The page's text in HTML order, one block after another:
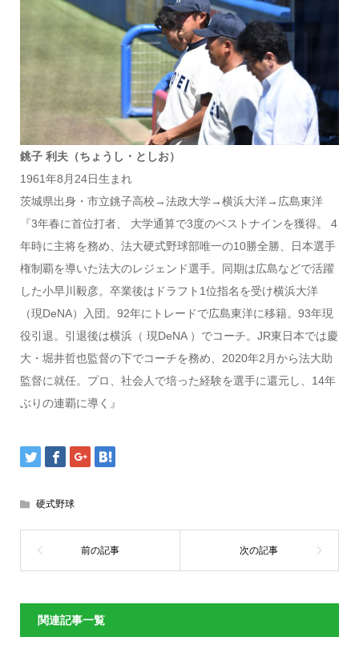
銚子 利夫（ちょうし・としお）
1961年8月24日生まれ
茨城県出身・市立銚子高校→法政大学→横浜大洋→広島東洋
『3年春に首位打者、 大学通算で3度のベストナインを獲得。 4
年時に主将を務め、法大硬式野球部唯一の10勝全勝、日本選手
権制覇を導いた法大のレジェンド選手。同期は広島などで活躍
した小早川毅彦。卒業後はドラフト1位指名を受け横浜大洋
（現DeNA）入団。92年にトレードで広島東洋に移籍。93年現
役引退。引退後は横浜（ 現DeNA ）でコーチ。JR東日本では慶
大・堀井哲也監督の下でコーチを務め、2020年2月から法大助
監督に就任。プロ、社会人で培った経験を選手に還元し、14年
ぶりの連覇に導く』
硬式野球
関連記事一覧